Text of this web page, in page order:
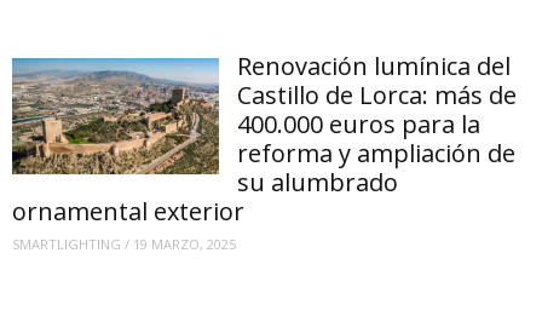
Renovación lumínica del
Castillo de Lorca: más de
400.000 euros para la
reforma y ampliación de
su alumbrado
ornamental exterior
SMARTLIGHTING / 19 MARZO, 2025